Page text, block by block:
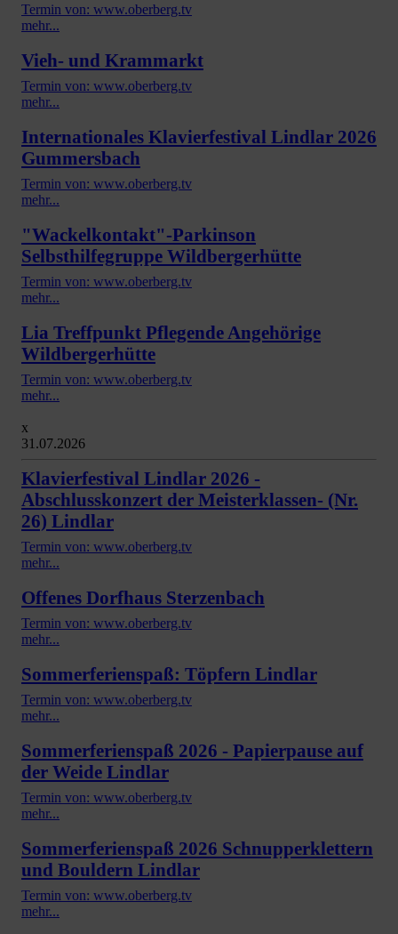
Termin von: www.oberberg.tv
mehr...
Vieh- und Krammarkt
Termin von: www.oberberg.tv
mehr...
Internationales Klavierfestival Lindlar 2026
Gummersbach
Termin von: www.oberberg.tv
mehr...
"Wackelkontakt"-Parkinson
Selbsthilfegruppe Wildbergerhütte
Termin von: www.oberberg.tv
mehr...
Lia Treffpunkt Pflegende Angehörige
Wildbergerhütte
Termin von: www.oberberg.tv
mehr...
x
31.07.2026
Klavierfestival Lindlar 2026 -
Abschlusskonzert der Meisterklassen- (Nr.
26) Lindlar
Termin von: www.oberberg.tv
mehr...
Offenes Dorfhaus Sterzenbach
Termin von: www.oberberg.tv
mehr...
Sommerferienspaß: Töpfern Lindlar
Termin von: www.oberberg.tv
mehr...
Sommerferienspaß 2026 - Papierpause auf
der Weide Lindlar
Termin von: www.oberberg.tv
mehr...
Sommerferienspaß 2026 Schnupperklettern
und Bouldern Lindlar
Termin von: www.oberberg.tv
mehr...